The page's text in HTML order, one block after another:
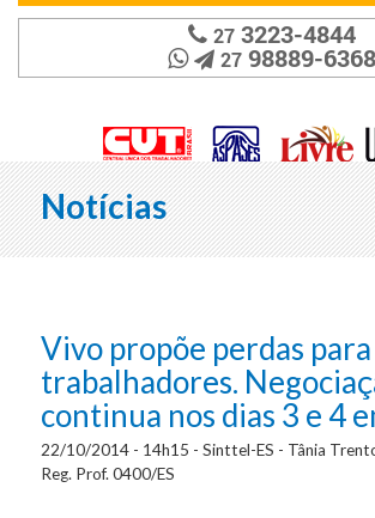
273223-4844
2798889-6368
Notícias
Vivo propõe perdas para
trabalhadores.
continua nos dias 3 e 4
22/10/2014 - 14h15 - Sinttel-ES - Tânia
Reg. Prof. 0400/ES